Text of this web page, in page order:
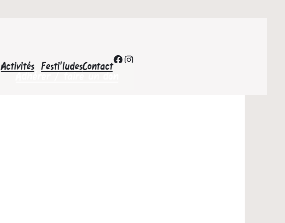
Activités Festi’ludesContactFacebook
Instagram
Adhérer / faire un don